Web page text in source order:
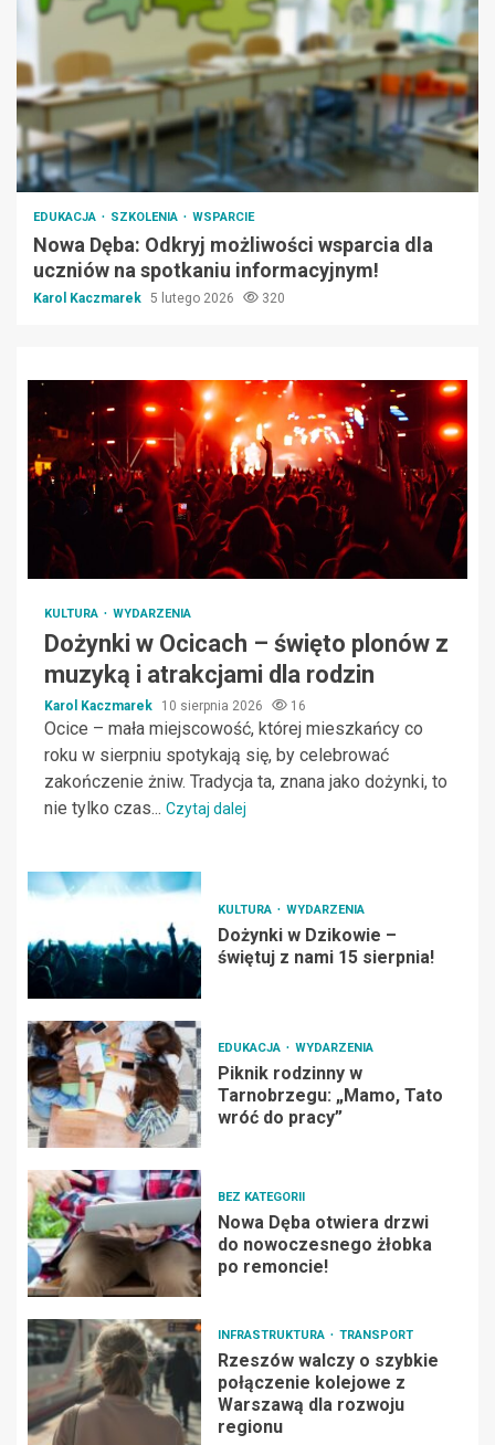
EDUKACJA SZKOLENIA WSPARCIE
Nowa Dęba: Odkryj możliwości wsparcia dla
uczniów na spotkaniu informacyjnym!
Karol Kaczmarek 5 lutego 2026 320
KULTURA WYDARZENIA
Dożynki w Ocicach – święto plonów z
muzyką i atrakcjami dla rodzin
Karol Kaczmarek 10 sierpnia 2026 16
Ocice – mała miejscowość, której mieszkańcy co
roku w sierpniu spotykają się, by celebrować
zakończenie żniw. Tradycja ta, znana jako dożynki, to
nie tylko czas... Czytaj dalej
KULTURA WYDARZENIA
Dożynki w Dzikowie –
świętuj z nami 15 sierpnia!
EDUKACJA WYDARZENIA
Piknik rodzinny w
Tarnobrzegu: „Mamo, Tato
wróć do pracy”
BEZ KATEGORII
Nowa Dęba otwiera drzwi
do nowoczesnego żłobka
po remoncie!
INFRASTRUKTURA TRANSPORT
Rzeszów walczy o szybkie
połączenie kolejowe z
Warszawą dla rozwoju
regionu